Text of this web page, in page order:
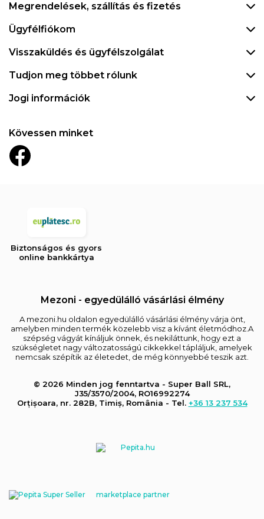
Megrendelések, szállítás és fizetés
Ügyfélfiókom
Visszaküldés és ügyfélszolgálat
Tudjon meg többet rólunk
Jogi információk
Kövessen minket
Biztonságos és gyors
online bankkártya
Mezoni - egyedülálló vásárlási élmény
A mezoni.hu oldalon egyedülálló vásárlási élmény várja önt,
amelyben minden termék közelebb visz a kívánt életmódhoz.A
szépség vágyát kínáljuk önnek, és nekiláttunk, hogy ezt a
szükségletet nagy változatosságú cikkekkel tápláljuk, amelyek
nemcsak szépítik az életedet, de még könnyebbé teszik azt.
© 2026 Minden jog fenntartva - Super Ball SRL,
J35/3570/2004, RO16992274
Orțișoara, nr. 282B, Timiș, România - Tel. +36 13 237 534
marketplace partner